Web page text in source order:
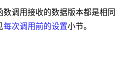
调用接收的数据版本都是相同
每次调用前的设置小节。